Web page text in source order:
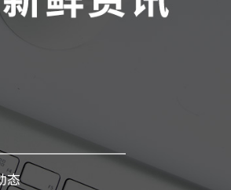
态